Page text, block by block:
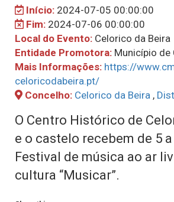
Início: 2024-07-05 00:00:00
Fim: 2024-07-06 00:00:00
Local do Evento: Celorico da Beira
Entidade Promotora: Município de
Mais Informações: https://
celoricodabeira.pt/
Concelho: Celorico da Beira,
O Centro Histórico de
e o castelo recebem de 5
Festival de música ao ar
cultura “Musicar”.